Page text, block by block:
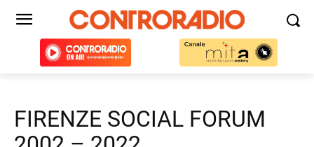
FIRENZE SOCIAL FORUM